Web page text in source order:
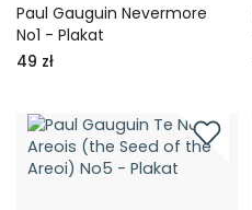
Paul Gauguin Nevermore
No1 - Plakat
49 zł